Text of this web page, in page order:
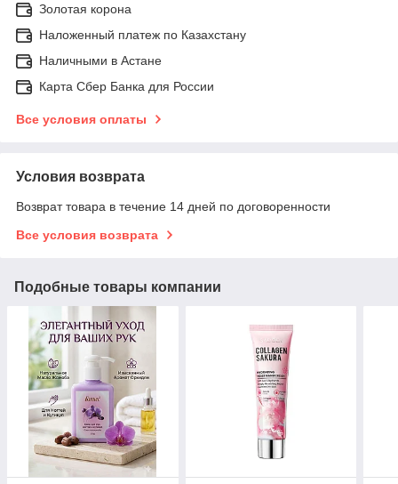
Золотая корона
Наложенный платеж по Казахстану
Наличными в Астане
Карта Сбер Банка для России
Все условия оплаты
Условия возврата
Возврат товара в течение 14 дней по договоренности
Все условия возврата
Подобные товары компании